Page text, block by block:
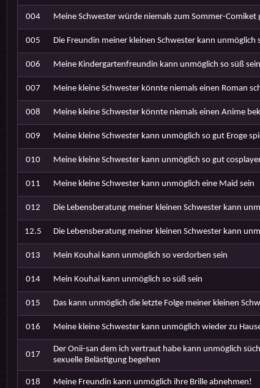
004 Meine Schwester würde niemals zum Sommer-Comiket
005 Die Freundin meiner kleinen Schwester kann unmöglich
006 Meine Kindergartenfreundin kann unmöglich so süß sein
007 Meine kleine Schwester könnte niemals einen Roman
008 Meine kleine Schwester könnte niemals einen Anime
009 Meine kleine Schwester kann unmöglich so gut Eroge
010 Meine kleine Schwester kann unmöglich so gut
011 Meine kleine Schwester kann unmöglich eine Maid sein
012 Die Lebensberatung meiner kleinen Schwester kann
12.5 Die Lebensberatung meiner kleinen Schwester kann
013 Mein Kouhai kann unmöglich so verdorben sein
014 Mein Kouhai kann unmöglich so süß sein
015 Das kann unmöglich die letzte Folge meiner kleinen
016 Meine kleine Schwester kann unmöglich wieder zu
017
Der Onii-san dem ich vertraut habe kann unmöglich
sexuelle Belästigung begehen
018 Meine Freundin kann unmöglich ihre Brille abnehmen!